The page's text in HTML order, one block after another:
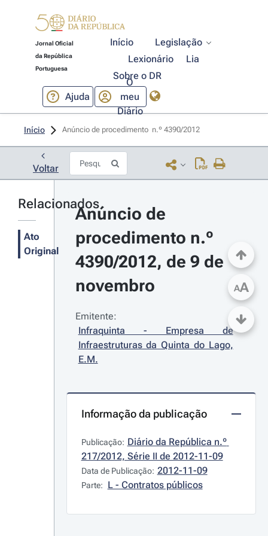
Jornal Oficial
da República
Portuguesa
Início
Legislação
Lexionário
Lia
Sobre o DR
Ajuda
O
meu
Diário
Início Anúncio de procedimento  n.º 4390/2012
Voltar
Relacionados
Ato
Original
Anúncio de
procedimento n.º
4390/2012, de 9 de
novembro
Emitente:
Infraquinta - Empresa de
Infraestruturas da Quinta do Lago,
E.M.
Informação da publicação
Publicação: Diário da República n.º
217/2012, Série II de 2012-11-09
Data de Publicação: 2012-11-09
Parte: L - Contratos públicos
AA